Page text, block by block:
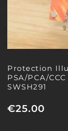
Protection
PSA/PCA/
SWSH291
€25.00